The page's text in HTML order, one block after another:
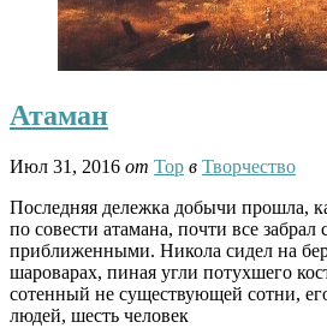
Атаман
Июл 31, 2016 от Тор в Творчество
Последняя дележка добычи прошла,
по совести атамана, почти все
приближенными. Никола сидел на
шароварах, пиная угли потухшего
сотенный не существующей сотни,
людей, шесть человек